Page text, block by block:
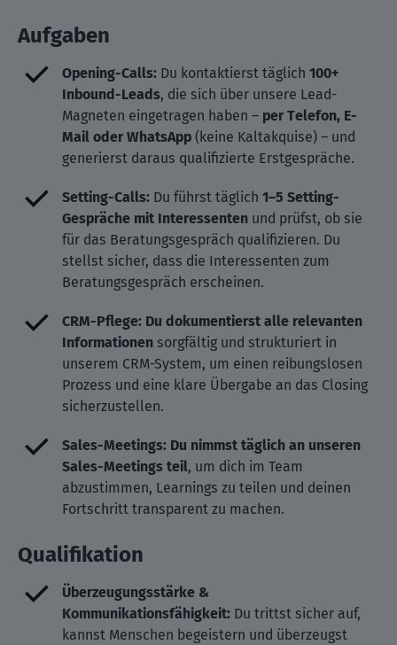
Aufgaben
Opening-Calls: Du kontaktierst täglich 100+
Inbound-Leads, die sich über unsere Lead-
Magneten eingetragen haben – per Telefon, E-
Mail oder WhatsApp (keine Kaltakquise) – und
generierst daraus qualifizierte Erstgespräche.
Setting-Calls: Du führst täglich 1–5 Setting-
Gespräche mit Interessenten und prüfst, ob sie
für das Beratungsgespräch qualifizieren. Du
stellst sicher, dass die Interessenten zum
Beratungsgespräch erscheinen.
CRM-Pflege: Du dokumentierst alle relevanten
Informationen sorgfältig und strukturiert in
unserem CRM-System, um einen reibungslosen
Prozess und eine klare Übergabe an das Closing
sicherzustellen.
Sales-Meetings: Du nimmst täglich an unseren
Sales-Meetings teil, um dich im Team
abzustimmen, Learnings zu teilen und deinen
Fortschritt transparent zu machen.
Qualifikation
Überzeugungsstärke &
Kommunikationsfähigkeit: Du trittst sicher auf,
kannst Menschen begeistern und überzeugst